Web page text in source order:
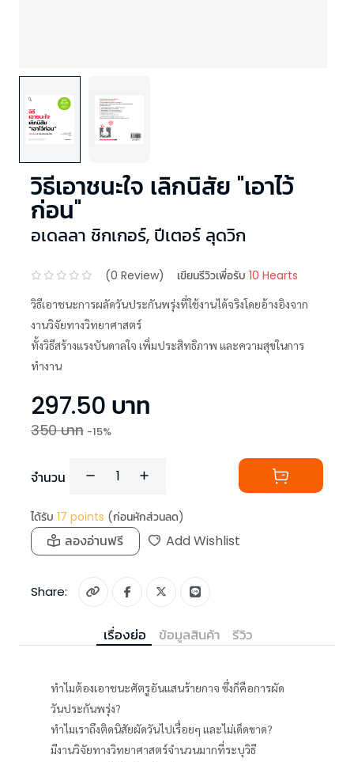
วิธีเอาชนะใจ เลิกนิสัย "เอาไว้
ก่อน"
อเดลลา ชิกเกอร์, ปีเตอร์ ลุดวิก
(0 Review) เขียนรีวิวเพื่อรับ 10 Hearts
วิธีเอาชนะการผลัดวันประกันพรุ่งที่ใช้งานได้จริงโดยอ้างอิงจาก
งานวิจัยทางวิทยาศาสตร์
ทั้งวิธีสร้างแรงบันดาลใจ เพิ่มประสิทธิภาพ และความสุขในการ
ทำงาน
297.50 บาท
350บาท -15%
จำนวน
ได้รับ 17 points (ก่อนหักส่วนลด)
ลองอ่านฟรี Add Wishlist
Share:
เรื่องย่อ ข้อมูลสินค้า รีวิว
ทำไมต้องเอาชนะศัตรูอันแสนร้ายกาจ ซึ่งก็คือการผัด
วันประกันพรุ่ง?
ทำไมเราถึงติดนิสัยผัดวันไปเรื่อยๆ และไม่เด็ดขาด?
มีงานวิจัยทางวิทยาศาสตร์จำนวนมากที่ระบุวิธี